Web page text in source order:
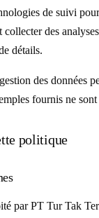
de suivi
collecter des
détails.
des données
fournis ne sont
politique
par PT Tur Tak